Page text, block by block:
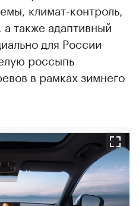
климат-контроль,
также адаптивный
для России
россыпь
в рамках зимнего